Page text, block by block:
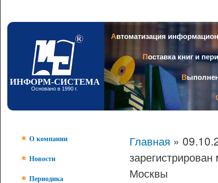
ИНФОРМ-СИСТЕМА
Основано в 1990 г.
Автоматизация
Поставка книг и
О компании
Новости
Периодика
Главная »
Москвы